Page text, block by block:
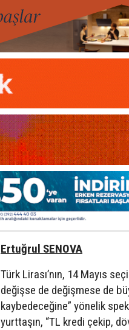
Ertuğrul SENOVA
Türk Lirası’nın, 14 Mayıs
değişse de değişmese de
kaybedeceğine” yönelik
yurttaşın, “TL kredi çekip,